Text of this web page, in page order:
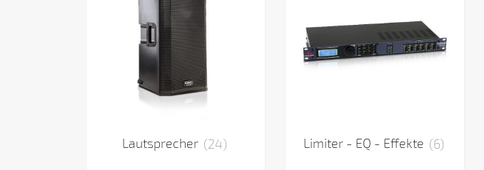
Lautsprecher (24) Limiter - EQ - Effekte (6)